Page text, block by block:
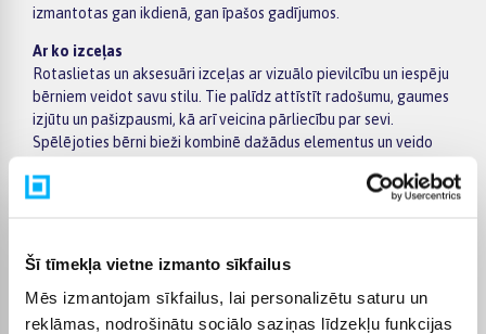
Šī tīmekļa vietne izmanto sīkfailus
Mēs izmantojam sīkfailus, lai personalizētu saturu un
reklāmas, nodrošinātu sociālo saziņas līdzekļu funkcijas
izmantotas gan ikdienā, gan īpašos gadījumos.
Ar ko izceļas
Rotaslietas un aksesuāri izceļas ar vizuālo pievilcību un iespēju
bērniem veidot savu stilu. Tie palīdz attīstīt radošumu, gaumes
izjūtu un pašizpausmi, kā arī veicina pārliecību par sevi.
Spēlējoties bērni bieži kombinē dažādus elementus un veido
Veidi un izvēle
detaļām. Pieejami arī radošie komplekti rotaslietu
izgatavošanai un skaistumkopšanas aksesuāri. Izvēloties,
svarīgi pievērst uzmanību materiālu drošībai, izmēram, ērtai